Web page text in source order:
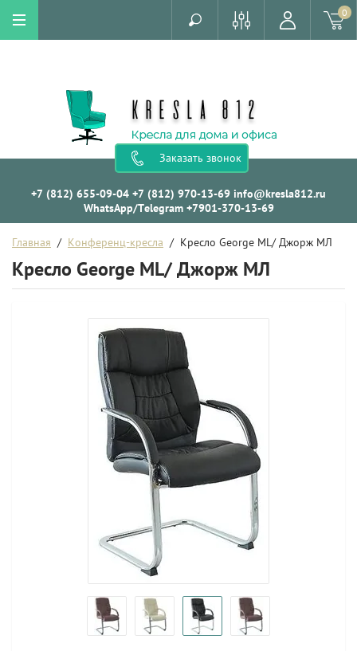
0
Заказать звонок
+7 (812) 655-09-04 +7 (812) 970-13-69 info@kresla812.ru
WhatsApp/Telegram +7901-370-13-69
Главная
  /
Конференц-кресла
  /  Кресло George ML/ Джорж МЛ
Кресло George ML/ Джорж МЛ